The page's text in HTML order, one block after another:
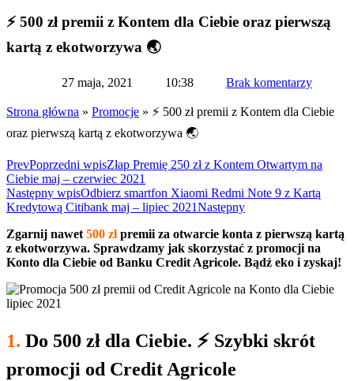
⚡ 500 zł premii z Kontem dla Ciebie oraz pierwszą
kartą z ekotworzywa 🌏
27 maja, 2021 10:38 Brak komentarzy
Strona główna » Promocje » ⚡ 500 zł premii z Kontem dla Ciebie
oraz pierwszą kartą z ekotworzywa 🌏
PrevPoprzedni wpisZłap Premię 250 zł z Kontem Otwartym na
Ciebie maj – czerwiec 2021
Następny wpisOdbierz smartfon Xiaomi Redmi Note 9 z Kartą
Kredytową Citibank maj – lipiec 2021Następny
Zgarnij nawet500 złpremii za otwarcie konta z pierwszą kartą
z ekotworzywa. Sprawdzamy jak skorzystać z promocji na
Konto dla Ciebie od Banku Credit Agricole. Bądź eko i zyskaj!
1. Do 500 zł dla Ciebie. ⚡ Szybki skrót
promocji od Credit Agricole